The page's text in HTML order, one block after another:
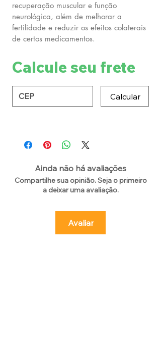
recuperação muscular e função
neurológica, além de melhorar a
fertilidade e reduzir os efeitos colaterais
de certos medicamentos.
Calcule seu frete
Calcular
Ainda não há avaliações
Compartilhe sua opinião. Seja o primeiro
a deixar uma avaliação.
Avaliar